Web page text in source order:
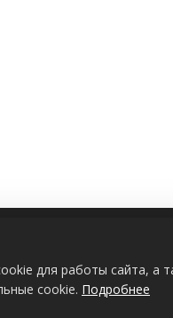
для работы сайта, а
cookie. Подробнее